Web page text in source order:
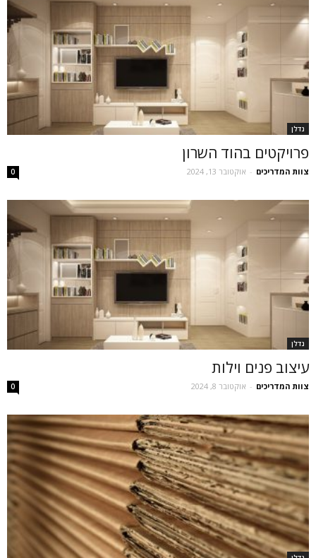
נדלן
פרויקטים בהוד השרון
צוות המדריכים - אוקטובר 13, 2024 0
נדלן
עיצוב פנים וילות
צוות המדריכים - אוקטובר 8, 2024 0